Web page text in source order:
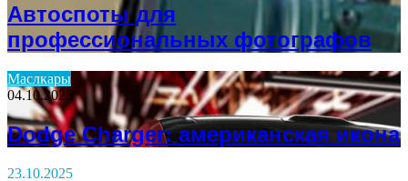
Автоспоты для
профессиональных фотографов
Маслкары
04.10.2025
Dodge Charger: американская икона
23.10.2025